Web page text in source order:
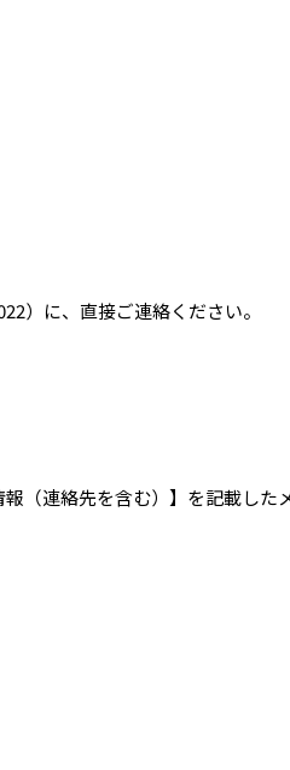
）に、直接ご連絡ください。
（連絡先を含む）】を記載した